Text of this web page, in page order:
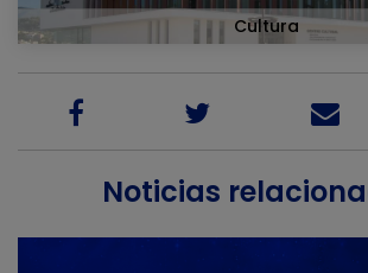
Cultura
Noticias